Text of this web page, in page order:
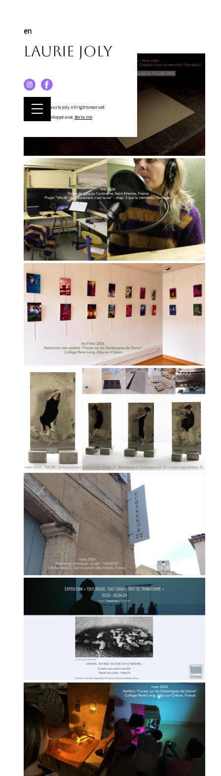
en
Laurie Joly
© Laurie Joly Allrightsreserved
Développé avec Berta.me